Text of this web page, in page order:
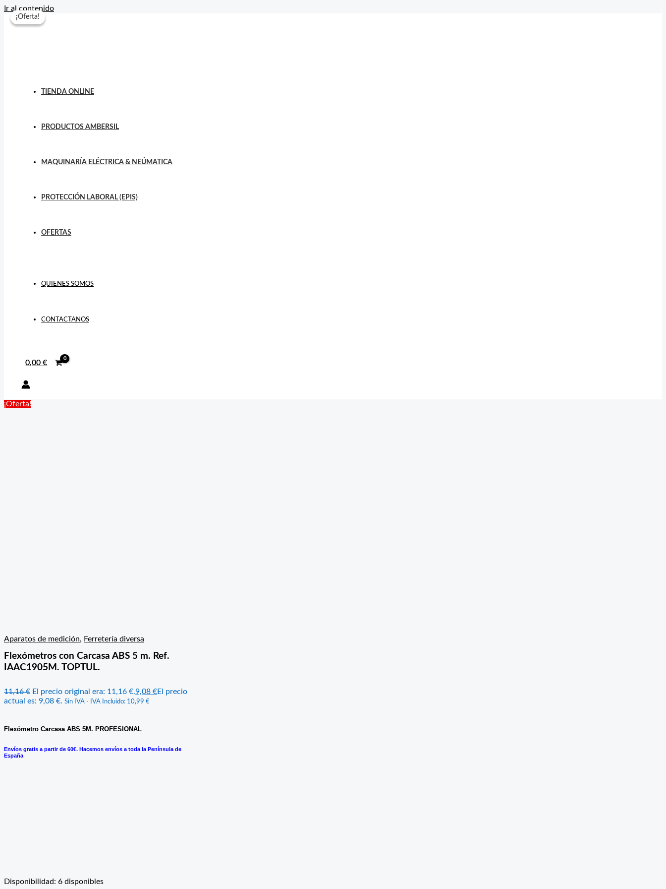
Ir al contenido
TIENDA ONLINE
PRODUCTOS AMBERSIL
MAQUINARÍA ELÉCTRICA & NEÚMATICA
PROTECCIÓN LABORAL (EPIS)
OFERTAS
QUIENES SOMOS
CONTACTANOS
0,00€
¡Oferta!
Aparatos de medición, Ferretería diversa
Flexómetros con Carcasa ABS 5 m. Ref.
IAAC1905M. TOPTUL.
11,16€ El precio original era: 11,16 €.9,08 €El precio
actual es: 9,08 €. Sin IVA - IVA Incluido: 10,99 €
Flexómetro Carcasa ABS 5M. PROFESIONAL
Envíos gratis a partir de 60€. Hacemos envíos a toda la Península de
España
Disponibilidad: 6 disponibles
¡Oferta!
¡Oferta!